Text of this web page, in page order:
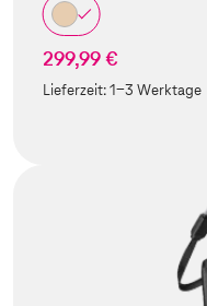
299,99 €
Lieferzeit:1-3 Werktage